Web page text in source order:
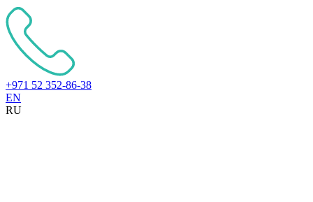
+971 52 352-86-38
EN
RU